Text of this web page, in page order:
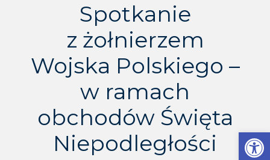
Otwórz pasek narzędzi
Spotkanie
z żołnierzem
Wojska Polskiego –
w ramach
obchodów Święta
Niepodległości